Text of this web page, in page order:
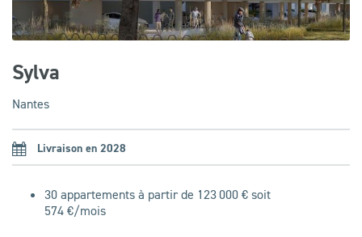
Sylva
Nantes
Livraison en 2028
30 appartements à partir de 123 000 € soit
574 €/mois